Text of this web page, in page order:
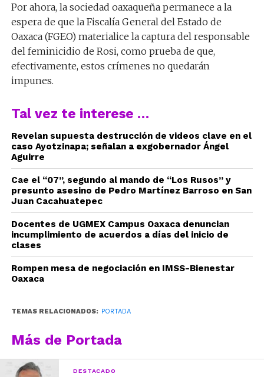
Por ahora, la sociedad oaxaqueña permanece a la
espera de que la Fiscalía General del Estado de
Oaxaca (FGEO) materialice la captura del responsable
del feminicidio de Rosi, como prueba de que,
efectivamente, estos crímenes no quedarán
impunes.
Tal vez te interese …
Revelan supuesta destrucción de videos clave en el
caso Ayotzinapa; señalan a exgobernador Ángel
Aguirre
Cae el “07”, segundo al mando de “Los Rusos” y
presunto asesino de Pedro Martínez Barroso en San
Juan Cacahuatepec
Docentes de UGMEX Campus Oaxaca denuncian
incumplimiento de acuerdos a días del inicio de
clases
Rompen mesa de negociación en IMSS-Bienestar
Oaxaca
TEMAS RELACIONADOS: PORTADA
Más de Portada
DESTACADO